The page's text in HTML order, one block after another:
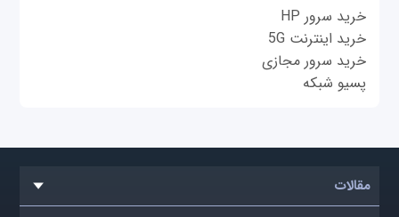
خرید سرور HP
خرید اینترنت 5G
خرید سرور مجازی
پسیو شبکه
مقالات